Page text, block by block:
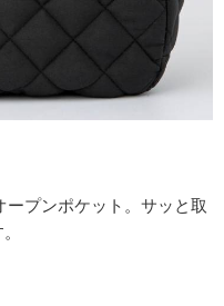
プンポケット。サッと取